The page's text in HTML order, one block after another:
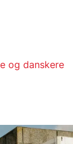
og danskere